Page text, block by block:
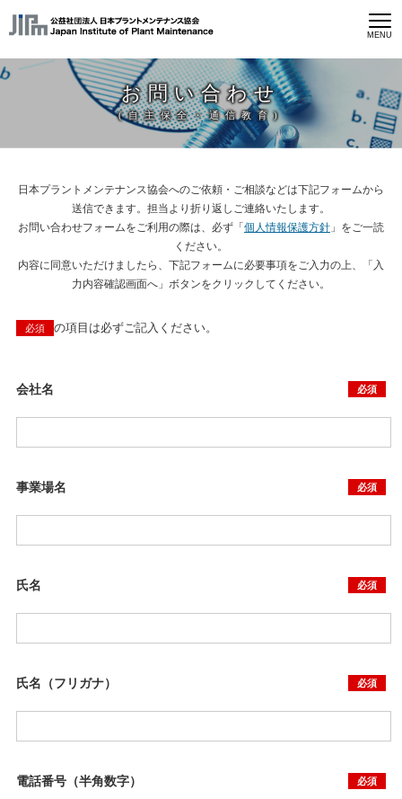
MENU
お問い合わせ
(自主保全・通信教育)
日本プラントメンテナンス協会へのご依頼・ご相談などは下記フォームから
送信できます。担当より折り返しご連絡いたします。
お問い合わせフォームをご利用の際は、必ず「個人情報保護方針 」をご一読
ください。
内容に同意いただけましたら、下記フォームに必要事項をご入力の上、「入
力内容確認画面へ」ボタンをクリックしてください。
必須 の項目は必ずご記入ください。
会社名 必須
事業場名 必須
氏名 必須
氏名（フリガナ） 必須
電話番号（半角数字） 必須